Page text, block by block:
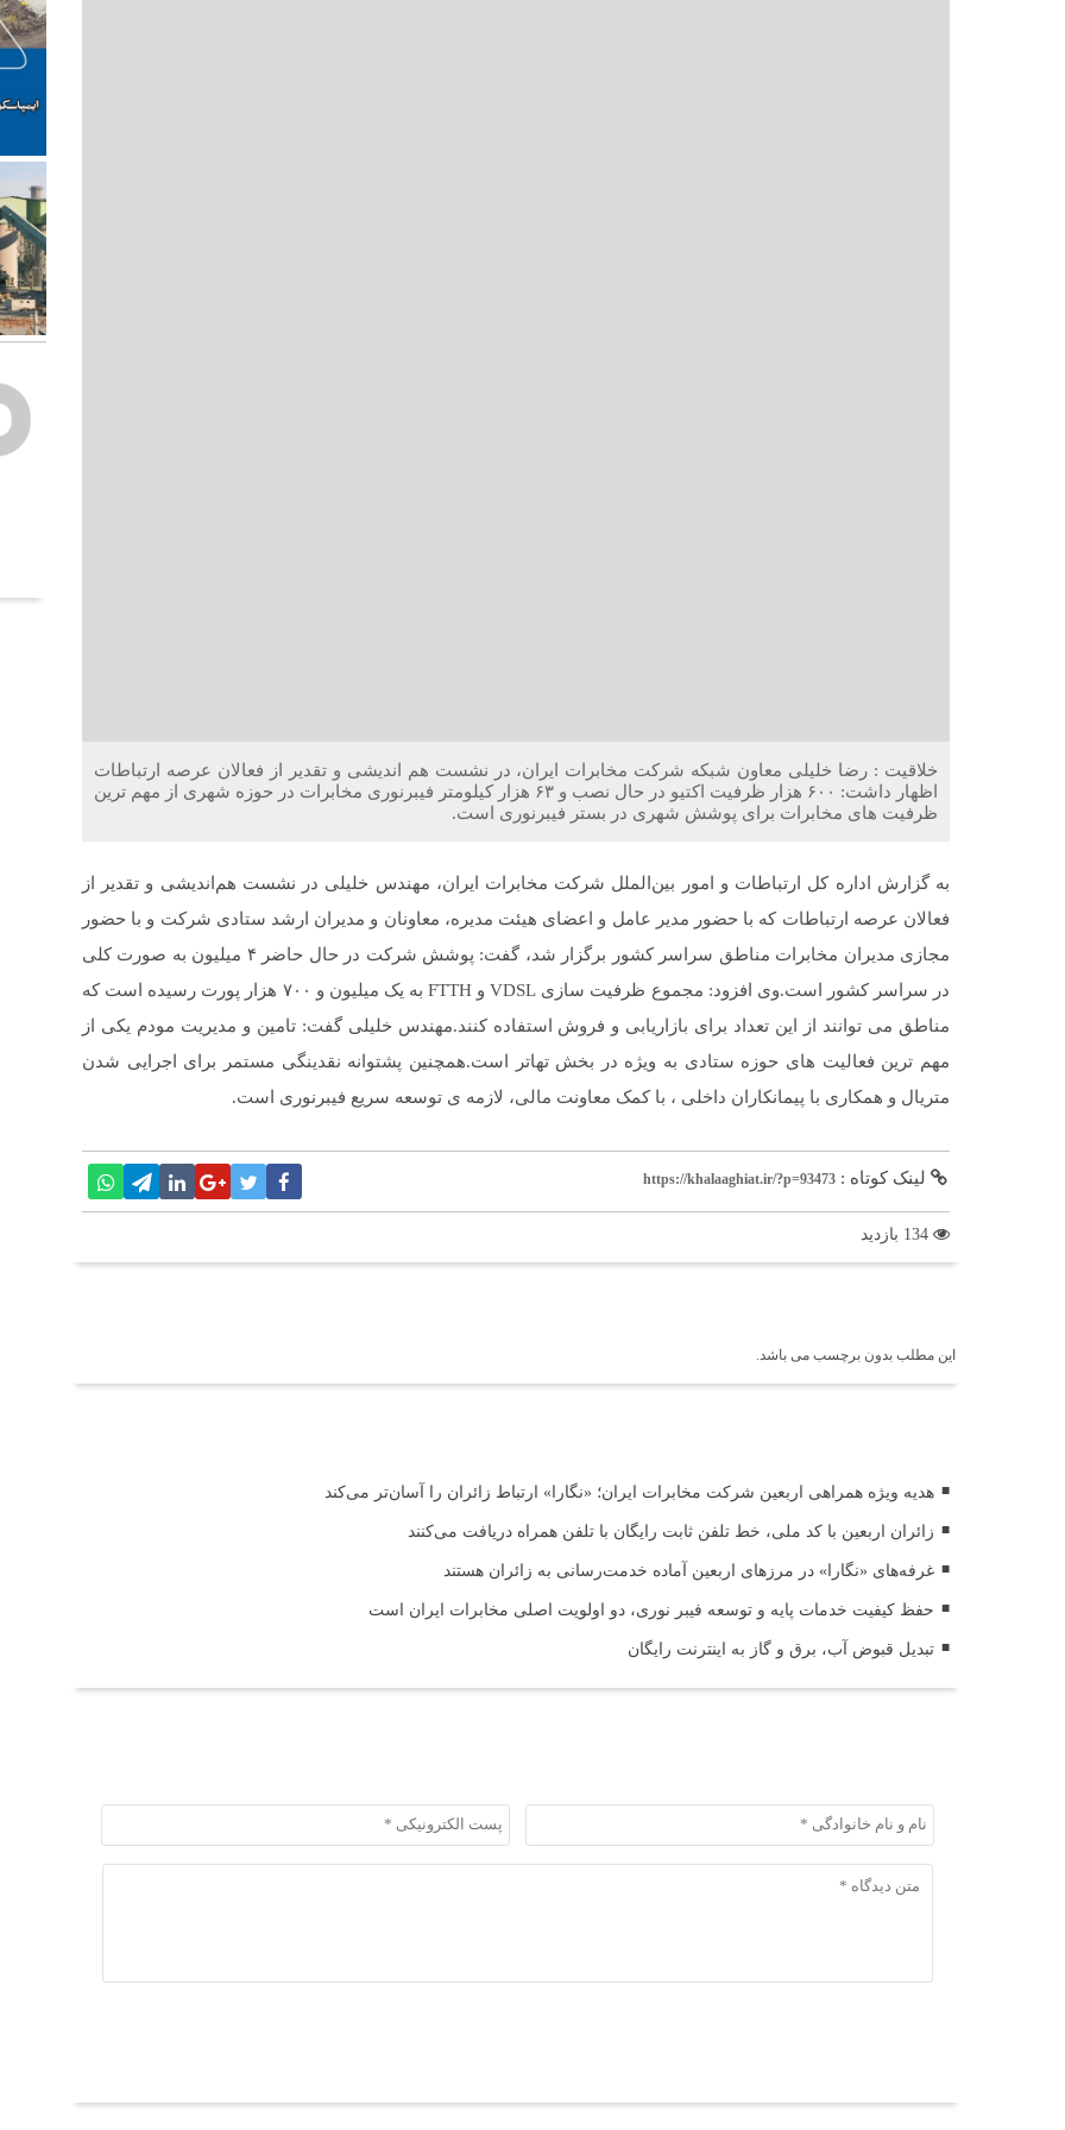
خلاقیت : رضا خلیلی معاون شبکه شرکت مخابرات ایران، در نشست هم اندیشی و تقدیر از فعالان عرصه ارتباطات
اظهار داشت: ۶۰۰ هزار ظرفیت اکتیو در حال نصب و ۶۳ هزار کیلومتر فیبرنوری مخابرات در حوزه شهری از مهم ترین
ظرفیت های مخابرات برای پوشش شهری در بستر فیبرنوری است.
به گزارش اداره کل ارتباطات و امور بین‌الملل شرکت مخابرات ایران، مهندس خلیلی در نشست هم‌اندیشی و تقدیر از
فعالان عرصه ارتباطات که با حضور مدیر عامل و اعضای هیئت مدیره، معاونان و مدیران ارشد ستادی شرکت و با حضور
مجازی مدیران مخابرات مناطق سراسر کشور برگزار شد، گفت: پوشش شرکت در حال حاضر ۴ میلیون به صورت کلی
در سراسر کشور است.وی افزود: مجموع ظرفیت سازی VDSL و FTTH به یک میلیون و ۷۰۰ هزار پورت رسیده است که
مناطق می توانند از این تعداد برای بازاریابی و فروش استفاده کنند.مهندس خلیلی گفت: تامین و مدیریت مودم یکی از
مهم ترین فعالیت های حوزه ستادی به ویژه در بخش تهاتر است.همچنین پشتوانه نقدینگی مستمر برای اجرایی شدن
متریال و همکاری با پیمانکاران داخلی ، با کمک معاونت مالی، لازمه ی توسعه سریع فیبرنوری است.
لینک کوتاه : https://khalaaghiat.ir/?p=93473
این مطلب بدون برچسب می باشد.
هدیه ویژه همراهی اربعین شرکت مخابرات ایران؛ «نگارا» ارتباط زائران را آسان‌تر می‌کند
زائران اربعین با کد ملی، خط تلفن ثابت رایگان با تلفن همراه دریافت می‌کنند
غرفه‌های «نگارا» در مرزهای اربعین آماده خدمت‌رسانی به زائران هستند
حفظ کیفیت خدمات پایه و توسعه فیبر نوری، دو اولویت اصلی مخابرات ایران است
تبدیل قبوض آب، برق و گاز به اینترنت رایگان